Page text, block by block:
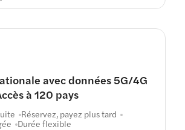
avec données 5G/4G
à 120 pays
Réservez, payez plus tard
Durée flexible